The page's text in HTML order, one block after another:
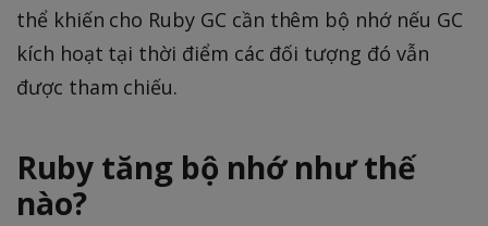
thể khiến cho Ruby GC cần thêm bộ nhớ nếu GC
kích hoạt tại thời điểm các đối tượng đó vẫn
được tham chiếu.
Ruby tăng bộ nhớ như thế
nào?